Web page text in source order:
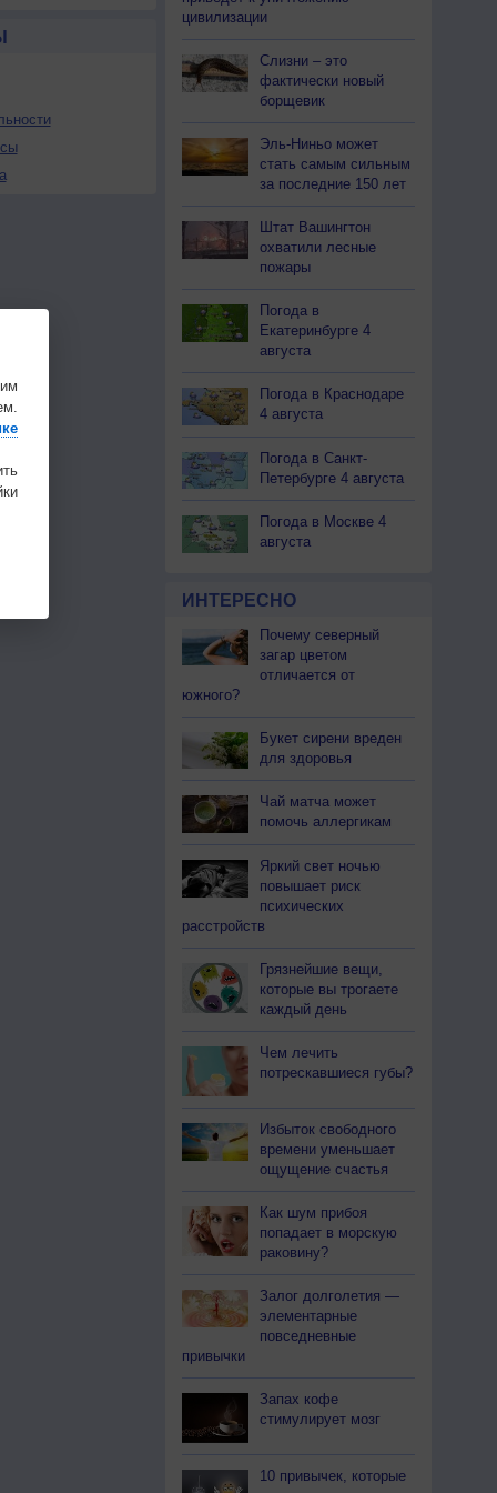
цивилизации
Слизни – это
фактически новый
борщевик
Эль-Ниньо может
стать самым сильным
за последние 150 лет
Штат Вашингтон
охватили лесные
пожары
Погода в
Екатеринбурге 4
августа
Погода в Краснодаре
4 августа
Погода в Санкт-
Петербурге 4 августа
Погода в Москве 4
августа
ИНТЕРЕСНО
Почему северный
загар цветом
отличается от
южного?
Букет сирени вреден
для здоровья
Чай матча может
помочь аллергикам
Яркий свет ночью
повышает риск
психических
расстройств
Грязнейшие вещи,
которые вы трогаете
каждый день
Чем лечить
потрескавшиеся губы?
Избыток свободного
времени уменьшает
ощущение счастья
Как шум прибоя
попадает в морскую
раковину?
Залог долголетия —
элементарные
повседневные
привычки
Запах кофе
стимулирует мозг
10 привычек, которые